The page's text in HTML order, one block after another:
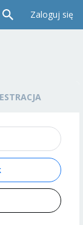
Zaloguj się